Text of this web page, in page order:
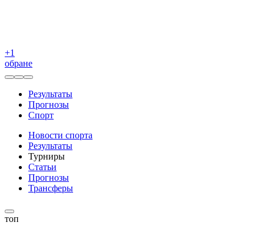
+1
обране
Результаты
Прогнозы
Спорт
Новости спорта
Результаты
Турниры
Статьи
Прогнозы
Трансферы
топ